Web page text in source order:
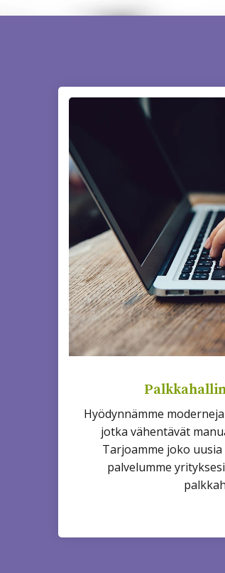
Hyödynnämme
jotka vähentävät
Tarjoamme joko
palvelumme